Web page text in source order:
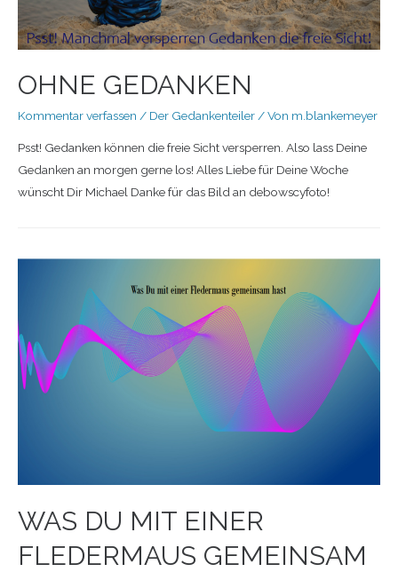
OHNE GEDANKEN
Kommentar verfassen / Der Gedankenteiler/ Von m.blankemeyer
Psst! Gedanken können die freie Sicht versperren. Also lass Deine
Gedanken an morgen gerne los! Alles Liebe für Deine Woche
wünscht Dir Michael Danke für das Bild an debowscyfoto!
WAS DU MIT EINER
FLEDERMAUS GEMEINSAM